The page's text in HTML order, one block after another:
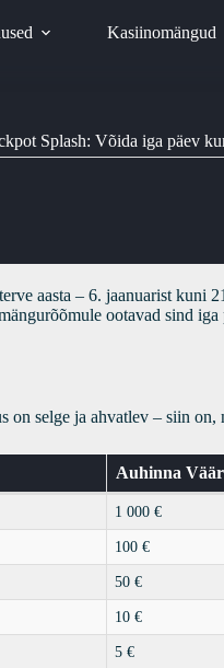
Kasiinomängud
Splash: Võida iga päev
aasta – 6. jaanuarist
ootavad sind
on selge ja ahvatlev – siin on,
Auhinna
1 000 €
100 €
50 €
10 €
5 €